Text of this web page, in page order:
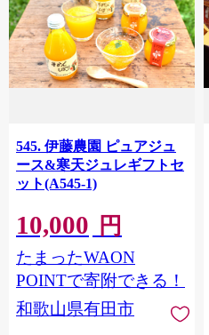
545. 伊藤農園 ピュアジュ
ース&寒天ジュレギフトセ
ット(A545-1)
10,000 円
たまったWAON
POINTで寄附できる！
和歌山県有田市